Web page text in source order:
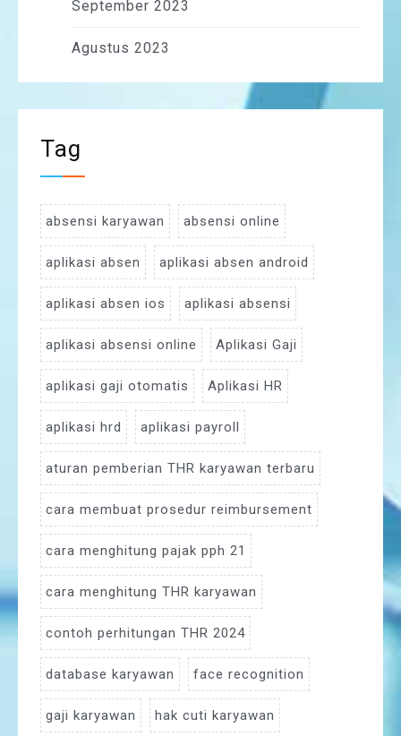
September 2023
Agustus 2023
Tag
absensi karyawan absensi online
aplikasi absen aplikasi absen android
aplikasi absen ios aplikasi absensi
aplikasi absensi online Aplikasi Gaji
aplikasi gaji otomatis Aplikasi HR
aplikasi hrd aplikasi payroll
aturan pemberian THR karyawan terbaru
cara membuat prosedur reimbursement
cara menghitung pajak pph 21
cara menghitung THR karyawan
contoh perhitungan THR 2024
database karyawan face recognition
gaji karyawan hak cuti karyawan